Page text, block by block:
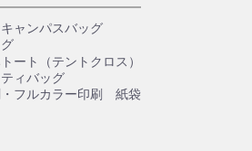
ャンパスバッグ
ート（テントクロス）
ィバッグ
・フルカラー印刷 紙袋